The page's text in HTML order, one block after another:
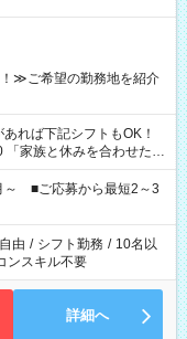
≫ご希望の勤務地を紹介
い」 「できれば残業はし
※Wワーク希望
時間と、もう1つのお仕事
場合は応募できません。
～ ■ご応募から最短2～3
由 / シフト勤務 / 10名以
ンスキル不要
詳細へ